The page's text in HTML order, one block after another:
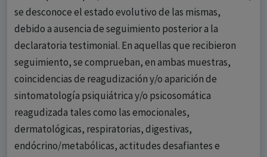
se desconoce el estado evolutivo de las mismas,
debido a ausencia de seguimiento posterior a la
declaratoria testimonial. En aquellas que recibieron
seguimiento, se comprueban, en ambas muestras,
coincidencias de reagudización y/o aparición de
sintomatología psiquiátrica y/o psicosomática
reagudizada tales como las emocionales,
dermatológicas, respiratorias, digestivas,
endócrino/metabólicas, actitudes desafiantes e